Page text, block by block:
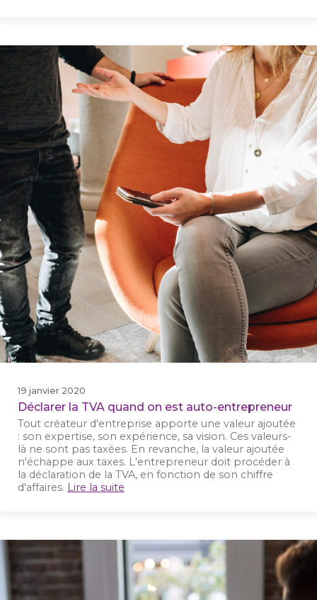
19 janvier 2020
Déclarer la TVA quand on est auto-entrepreneur
Tout créateur d'entreprise apporte une valeur ajoutée
: son expertise, son expérience, sa vision. Ces valeurs-
là ne sont pas taxées. En revanche, la valeur ajoutée
n'échappe aux taxes. L'entrepreneur doit procéder à
la déclaration de la TVA, en fonction de son chiffre
d'affaires. Lire la suite